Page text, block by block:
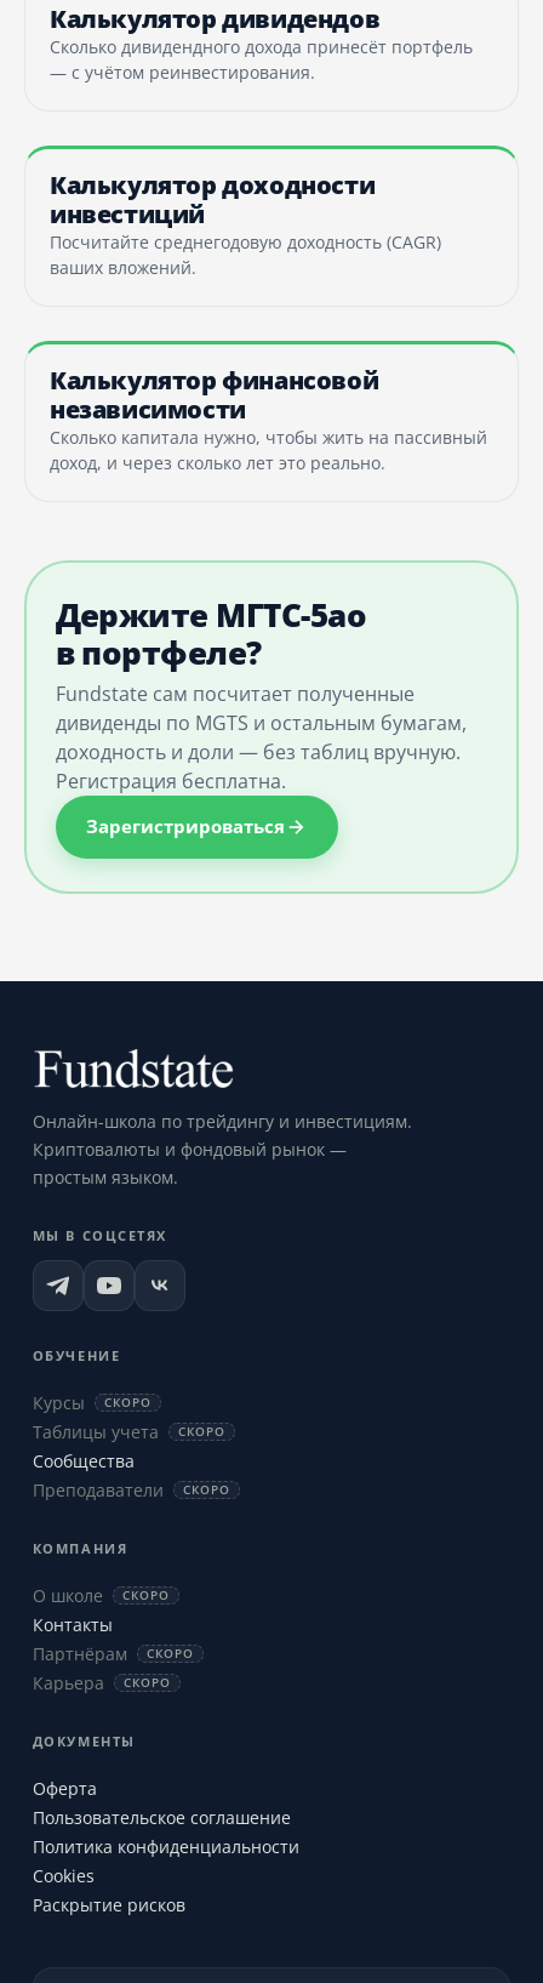
Калькулятор дивидендов
Сколько дивидендного дохода принесёт портфель
— с учётом реинвестирования.
Калькулятор доходности
инвестиций
Посчитайте среднегодовую доходность (CAGR)
ваших вложений.
Калькулятор финансовой
независимости
Сколько капитала нужно, чтобы жить на пассивный
доход, и через сколько лет это реально.
Держите МГТС-5ао
в портфеле?
Fundstate сам посчитает полученные
дивиденды по MGTS и остальным бумагам,
доходность и доли — без таблиц вручную.
Регистрация бесплатна.
Зарегистрироваться
Онлайн-школа по трейдингу и инвестициям.
Криптовалюты и фондовый рынок —
простым языком.
МЫ В СОЦСЕТЯХ
ОБУЧЕНИЕ
Курсы СКОРО
Таблицы учета СКОРО
Сообщества
Преподаватели
СКОРО
КОМПАНИЯ
О школе СКОРО
Контакты
Партнёрам
СКОРО
Карьера СКОРО
ДОКУМЕНТЫ
Оферта
Пользовательское соглашение
Политика конфиденциальности
Cookies
Раскрытие рисков